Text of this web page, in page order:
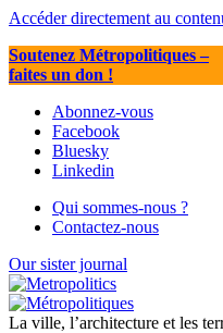
Accéder directement au
Soutenez Métropolitiques–
faites un don !
Abonnez-vous
Facebook
Bluesky
Linkedin
Qui sommes-nous ?
Contactez-nous
Our sister journal
La ville, l’architecture et les